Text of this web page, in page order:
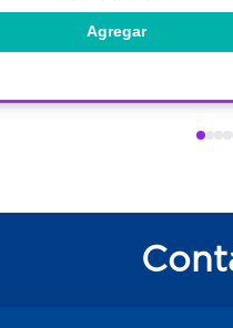
Agregar